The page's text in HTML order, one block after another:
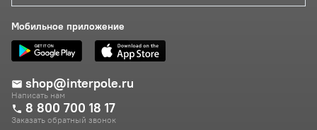
Мобильное приложение
shop@interpole.ru
Написать нам
8 800 700 18 17
Заказать обратный звонок